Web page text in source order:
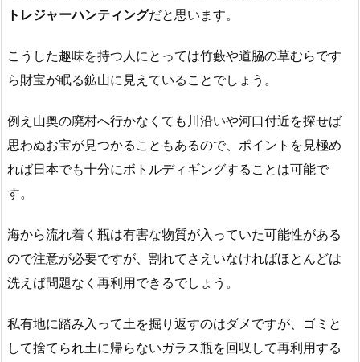
トレジャーハンティングだと思います。
こうした趣味を持つ人にとっては竹藪や道脇の草むらです
ら財宝が眠る鉱山に見えていることでしょう。
例え山奥の廃村へ行かなくても川沿いや河口付近を探せば
思わぬお宝が見つかることもあるので、ポイントを見極め
れば日本でも十分にボトルディギングすることは可能で
す。
海から流れ着く瓶は有害な物質が入っていた可能性がある
ので注意が必要ですが、割れてさえいなければほとんどは
洗えば問題なく再利用できるでしょう。
私有地に踏み入って土を掘り返すのはダメですが、ゴミと
して捨てられ土に帰らないガラス瓶を回収して再利用する